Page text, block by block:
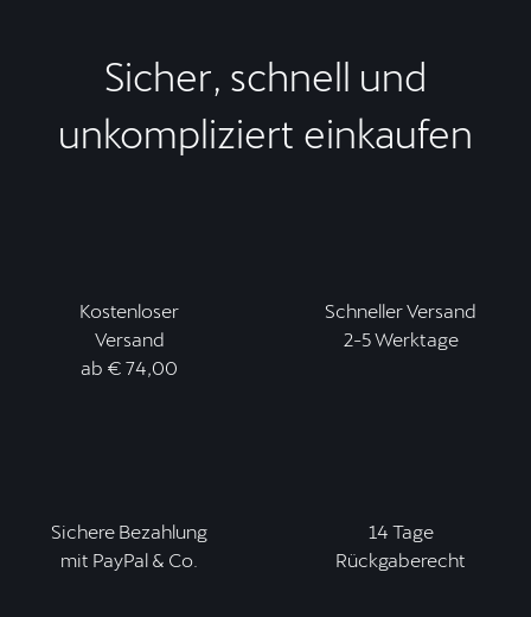
Sicher, schnell und
unkompliziert einkaufen
Kostenloser
Versand
ab € 74,00
Schneller Versand
2-5 Werktage
Sichere Bezahlung
mit PayPal & Co.
14 Tage
Rückgaberecht